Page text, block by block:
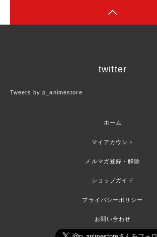
twitter
Tweets by p_animestore
ホーム
マイアカウント
メルマガ登録・解除
ショップガイド
プライバシーポリシー
お問い合わせ